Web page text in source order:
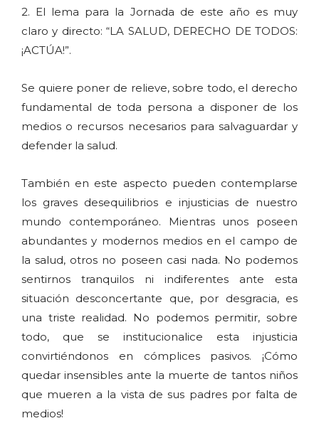
2. El lema para la Jornada de este año es muy
claro y directo: “LA SALUD, DERECHO DE TODOS:
¡ACTÚA!”.
Se quiere poner de relieve, sobre todo, el derecho
fundamental de toda persona a disponer de los
medios o recursos necesarios para salvaguardar y
defender la salud.
También en este aspecto pueden contemplarse
los graves desequilibrios e injusticias de nuestro
mundo contemporáneo. Mientras unos poseen
abundantes y modernos medios en el campo de
la salud, otros no poseen casi nada. No podemos
sentirnos tranquilos ni indiferentes ante esta
situación desconcertante que, por desgracia, es
una triste realidad. No podemos permitir, sobre
todo, que se institucionalice esta injusticia
convirtiéndonos en cómplices pasivos. ¡Cómo
quedar insensibles ante la muerte de tantos niños
que mueren a la vista de sus padres por falta de
medios!